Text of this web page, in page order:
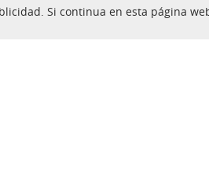
Si continua en esta página